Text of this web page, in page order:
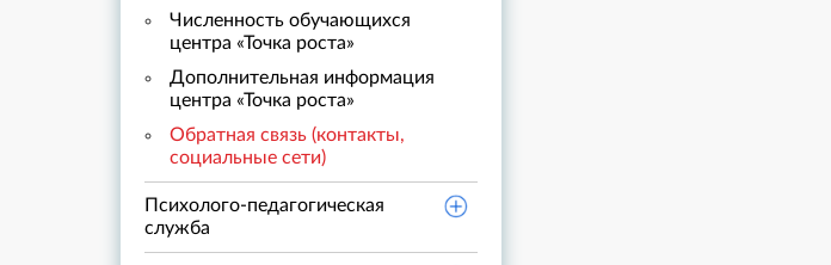
Численность обучающихся
центра «Точка роста»
Дополнительная информация
центра «Точка роста»
Обратная связь (контакты,
социальные сети)
Психолого-педагогическая
служба